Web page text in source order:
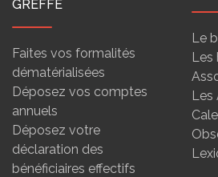
GREFFE
Faites vos formalités
dématérialisées
Déposez vos comptes
annuels
Déposez votre
déclaration des
bénéficiaires effectifs
Le
Les
Les